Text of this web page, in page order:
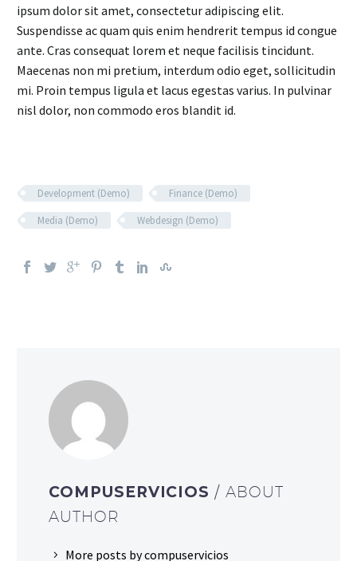
ipsum dolor sit amet, consectetur adipiscing elit.
Suspendisse ac quam quis enim hendrerit tempus id congue
ante. Cras consequat lorem et neque facilisis tincidunt.
Maecenas non mi pretium, interdum odio eget, sollicitudin
mi. Proin tempus ligula et lacus egestas varius. In pulvinar
nisl dolor, non commodo eros blandit id.
Development (Demo)
Finance (Demo)
Media (Demo)
Webdesign (Demo)
COMPUSERVICIOS/ ABOUT
AUTHOR
More posts by compuservicios